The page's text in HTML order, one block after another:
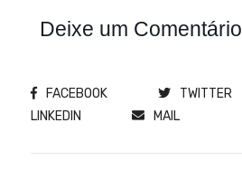
Deixe um Comentário
FACEBOOK
TWITTER
LINKEDIN
MAIL